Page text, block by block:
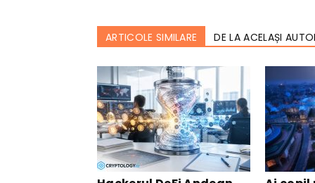
ARTICOLE SIMILARE DE LA ACELAȘI